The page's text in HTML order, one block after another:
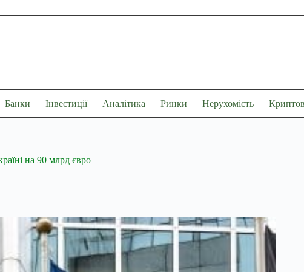
Банки Інвестиції Аналітика Ринки Нерухомість
на 90 млрд євро